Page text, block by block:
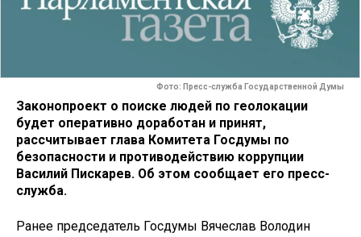
Фото: Пресс-служба Государственной Думы
Законопроект о поиске людей по геолокации
будет оперативно доработан и принят,
рассчитывает глава Комитета Госдумы по
безопасности и противодействию коррупции
Василий Пискарев. Об этом сообщает его пресс-
служба.
Ранее председатель Госдумы Вячеслав Володин